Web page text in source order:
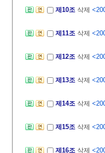
제10조 삭제
제11조 삭제
제12조 삭제
제13조 삭제
제14조 삭제
제15조 삭제
제16조 삭제